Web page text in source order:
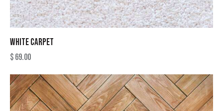
WHITE CARPET
$69.00